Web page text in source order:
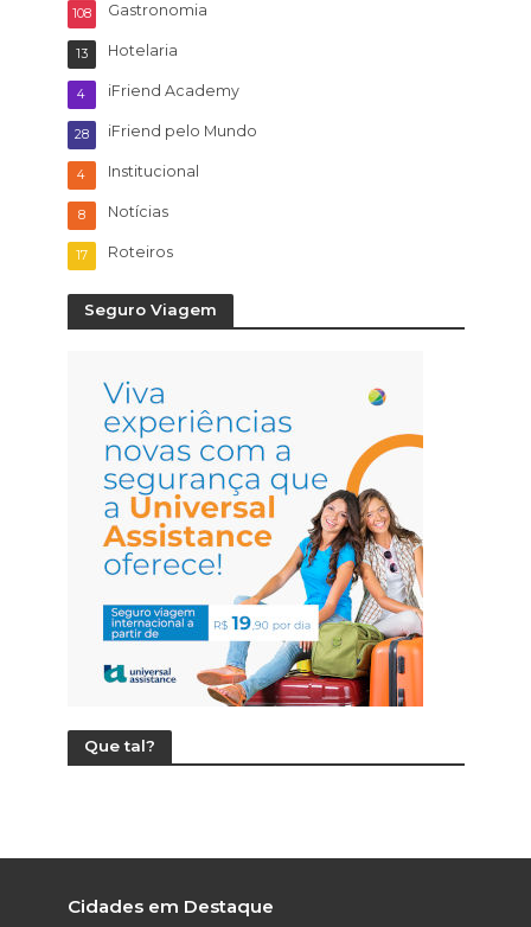
Gastronomia
108
Hotelaria
13
iFriend Academy
4
iFriend pelo Mundo
28
Institucional
4
Notícias
8
Roteiros
17
Seguro Viagem
Que tal?
Cidades em Destaque